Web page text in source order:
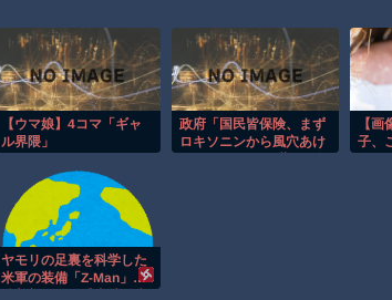
渡邊渚さん「私
いう言葉は浸透
【動画】自動ド
【朗報】Amazon
（50%還元）」
【ウマ娘】4コマ「ギャ
ル界隈」
政府「国民皆保険、まず
ロキソニンから風穴あけ
【
子、
ヤモリの足裏を科学した
米軍の装備「Z-Man」…